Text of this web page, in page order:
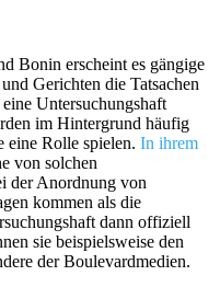
Bonin erscheint es gängige
Gerichten die Tatsachen
Untersuchungshaft
im Hintergrund häufig
eine Rolle spielen. In ihrem
von solchen
der Anordnung von
kommen als die
dann offiziell
sie beispielsweise den
der Boulevardmedien.